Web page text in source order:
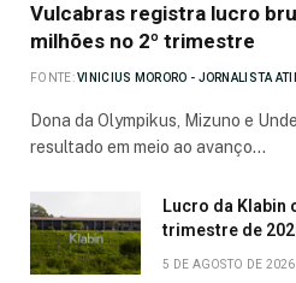
Vulcabras registra lucro
milhões no 2º trimestre
FONTE: VINICIUS MORORO - JORNALISTA
Dona da Olympikus, Mizuno e
resultado em meio ao avanço…
Lucro da Klabin
trimestre de
5 DE AGOSTO DE 2026